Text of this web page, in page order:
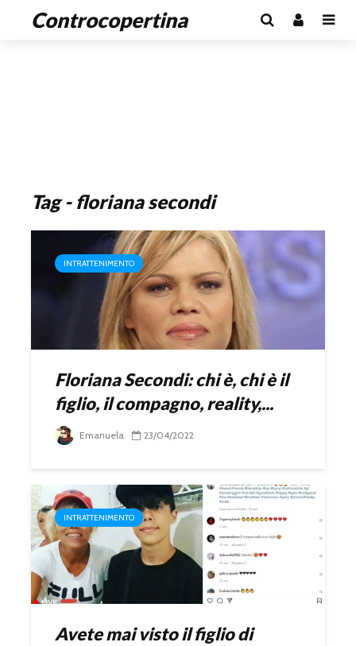
Controcopertina
Tag - floriana secondi
INTRATTENIMENTO
Floriana Secondi: chi è, chi è il
figlio, il compagno, reality,...
Emanuela 23/04/2022
INTRATTENIMENTO
Avete mai visto il figlio di